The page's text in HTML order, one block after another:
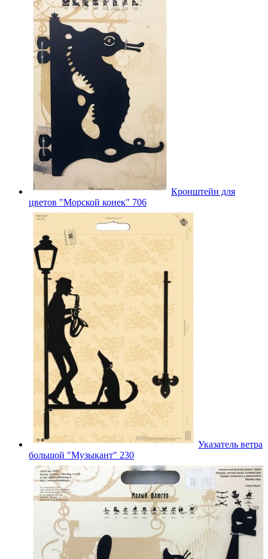
Кронштейн для
цветов "Морской конек" 706
Указатель ветра
большой "Музыкант" 230